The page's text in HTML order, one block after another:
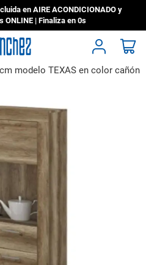
en AIRE ACONDICIONADO y
ONLINE | Finaliza en 0s
modelo TEXAS en color cañón